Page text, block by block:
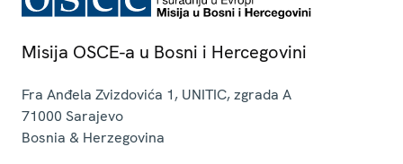
Misija OSCE-a u Bosni i Hercegovini
Fra Anđela Zvizdovića 1, UNITIC, zgrada A
71000 Sarajevo
Bosnia & Herzegovina